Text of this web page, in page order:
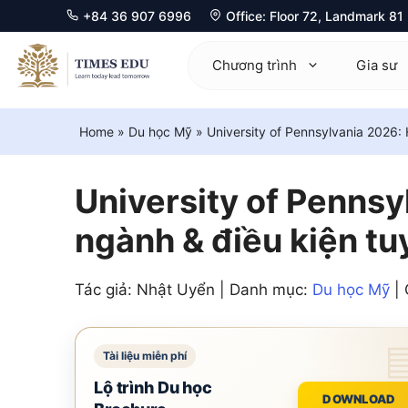
+84 36 907 6996 Office: Floor 72, Landmark 81
Chuyển
đến
nội
dung
Chương trình
Physics 0625
Chemistry 0620
Computer Science 0478
Gia sư
Home » Du học Mỹ » University of Pennsylvania
University of
ngành & điều kiện
Tác giả: Nhật Uyển | Danh mục: Du học Mỹ |
Lộ trình Du học
DOWNLOAD